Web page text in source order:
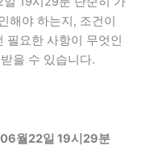
해야 하는지, 조건이
필요한 사항이 무엇인
을 수 있습니다.
월22일 19시29분